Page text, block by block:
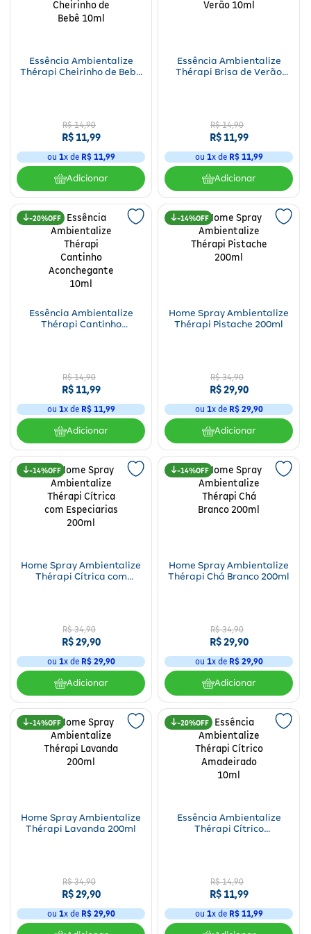
Essência Ambientalize
Thérapi Cheirinho de Bebê
R$ 14,90
R$11,99
ou 1x de R$ 11,99
Adicionar
Essência Ambientalize
Thérapi Brisa de Verão
R$ 14,90
R$11,99
ou 1x de R$ 11,99
Adicionar
20%
Essência Ambientalize
Thérapi Cantinho
R$ 14,90
R$11,99
ou 1x de R$ 11,99
Adicionar
14%
Home Spray Ambientalize
Thérapi Pistache 200ml
R$ 34,90
R$29,90
ou 1x de R$ 29,90
Adicionar
14%
Home Spray Ambientalize
Thérapi Cítrica com
R$ 34,90
R$29,90
ou 1x de R$ 29,90
Adicionar
14%
Home Spray Ambientalize
Thérapi Chá Branco 200ml
R$ 34,90
R$29,90
ou 1x de R$ 29,90
Adicionar
14%
Home Spray Ambientalize
Thérapi Lavanda 200ml
R$ 34,90
R$29,90
ou 1x de R$ 29,90
20%
Essência Ambientalize
Thérapi Cítrico
R$ 14,90
R$11,99
ou 1x de R$ 11,99
Fitoterápicos e Homeopáticos